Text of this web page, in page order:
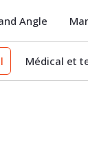
Angle
Médical et